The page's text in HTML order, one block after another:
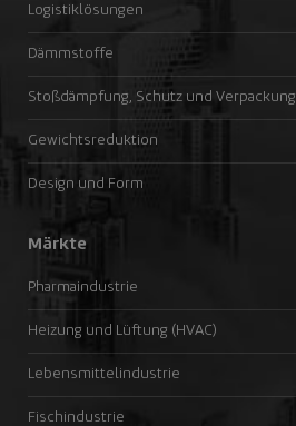
Logistiklösungen
Dämmstoffe
Stoßdämpfung, Schutz und Verpackung
Gewichtsreduktion
Design und Form
Märkte
Pharmaindustrie
Heizung und Lüftung (HVAC)
Lebensmittelindustrie
Fischindustrie